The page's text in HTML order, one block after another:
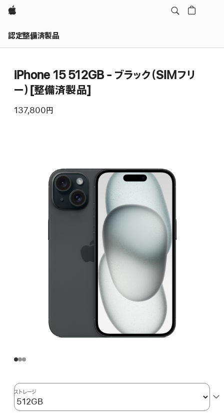
Apple
認定整備済製品
iPhone 15 512GB - ブラック（SIMフリ
ー）[整備済製品]
137,800円
ストレージ